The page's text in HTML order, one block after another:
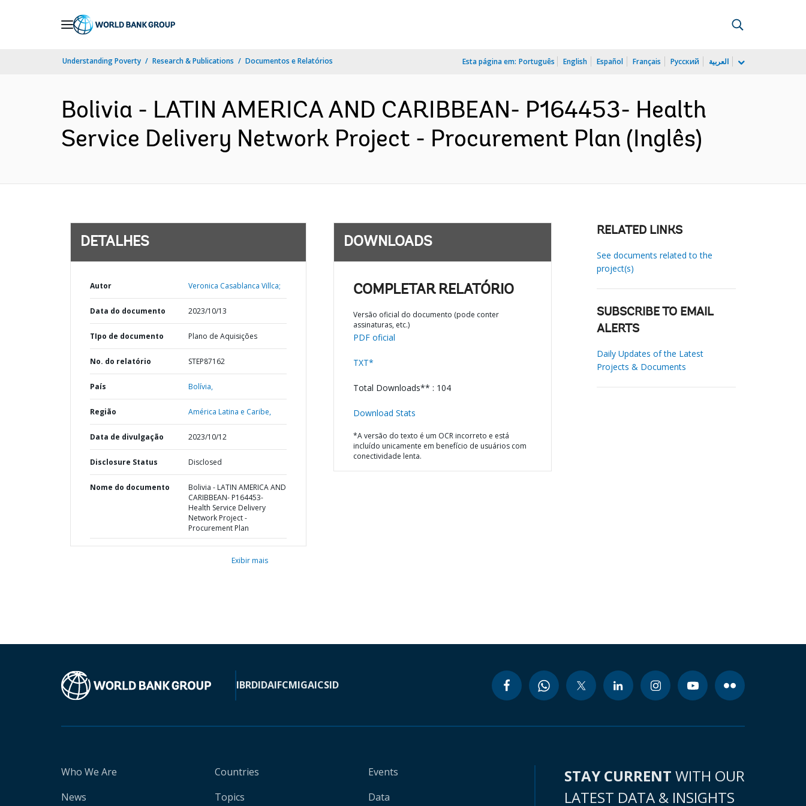
Understanding Poverty Research & Publications Documentos e Relatórios Esta página em: Português English Español Français Русский العربية
Bolivia - LATIN AMERICA AND CARIBBEAN- P164453- Health
Service Delivery Network Project - Procurement Plan (Inglês)
DETALHES
Autor Veronica Casablanca Villca;
Data do documento 2023/10/13
TIpo de documento Plano de Aquisições
No. do relatório STEP87162
País Bolívia,
Região América Latina e Caribe,
Data de divulgação 2023/10/12
Disclosure Status Disclosed
Nome do documento
Bolivia - LATIN AMERICA AND
CARIBBEAN- P164453-
Health Service Delivery
Network Project -
Procurement Plan
Exibir mais
DOWNLOADS
COMPLETAR RELATÓRIO
Versão oficial do documento (pode conter
assinaturas, etc.)
PDF oficial
TXT*
Total Downloads** : 104
Download Stats
*A versão do texto é um OCR incorreto e está
incluído unicamente em benefício de usuários com
conectividade lenta.
RELATED LINKS
See documents related to the
project(s)
SUBSCRIBE TO EMAIL
ALERTS
Daily Updates of the Latest
Projects & Documents
IBRDIDAIFCMIGAICSID
Who We Are
News
Countries
Topics
Events
Data
STAY CURRENT WITH OUR
LATEST DATA & INSIGHTS